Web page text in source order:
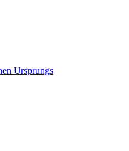
Ursprungs